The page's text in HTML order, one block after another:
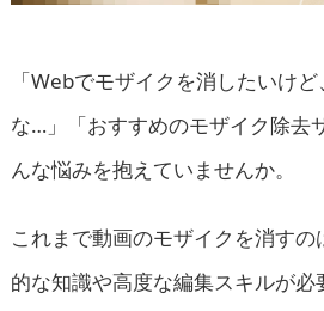
「Webでモザイクを消したいけ
な…」「おすすめのモザイク除去
んな悩みを抱えていませんか。
これまで動画のモザイクを消す
的な知識や高度な編集スキルが必